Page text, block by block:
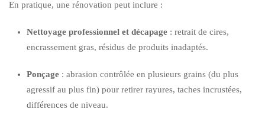
En pratique, une rénovation peut inclure :
Nettoyage professionnel et décapage : retrait de cires,
encrassement gras, résidus de produits inadaptés.
Ponçage : abrasion contrôlée en plusieurs grains (du plus
agressif au plus fin) pour retirer rayures, taches incrustées,
différences de niveau.